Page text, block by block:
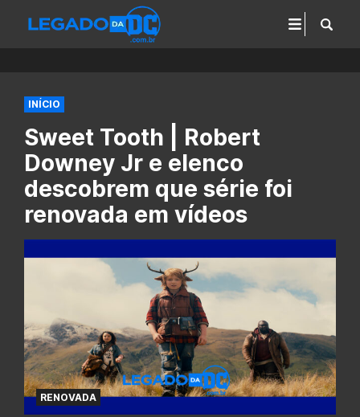
INÍCIO
Sweet Tooth | Robert
Downey Jr e elenco
descobrem que série foi
renovada em vídeos
RENOVADA